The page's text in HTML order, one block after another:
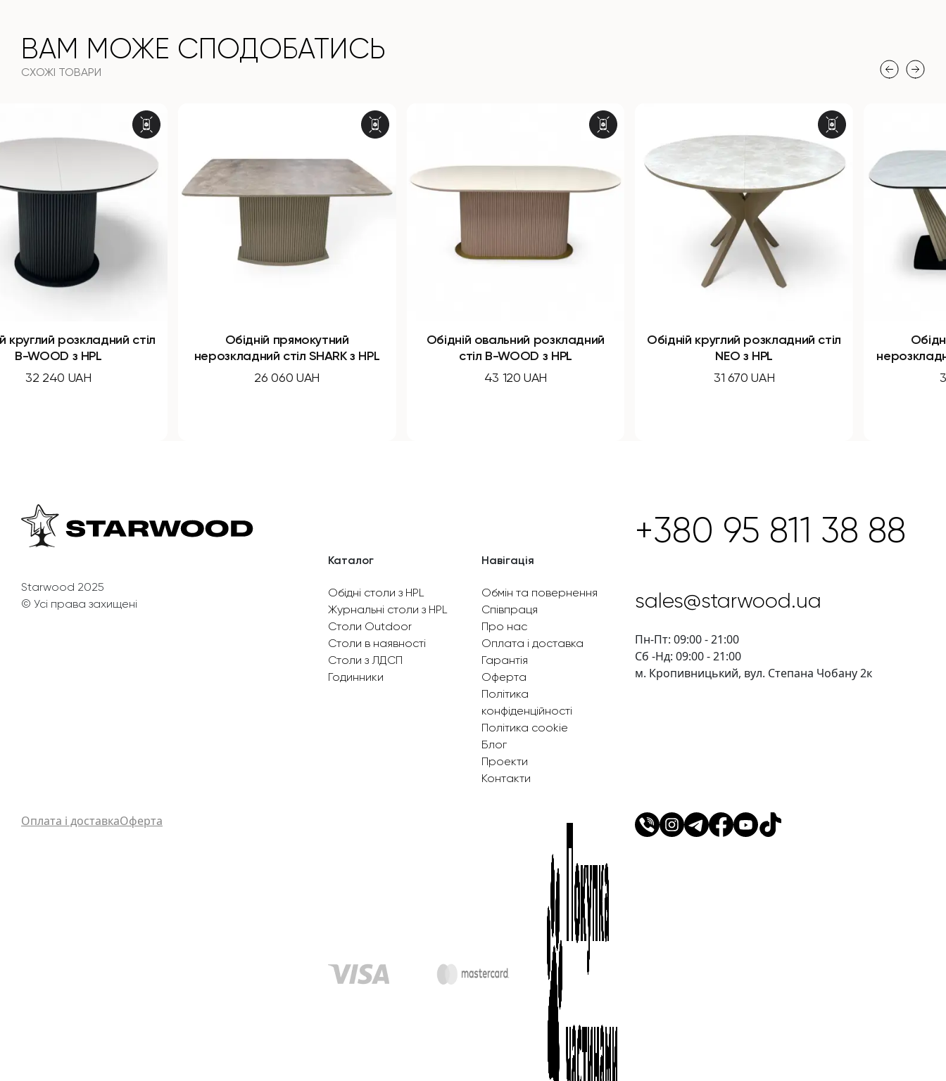
ВАМ МОЖЕ СПОДОБАТИСЬ
СХОЖІ ТОВАРИ
Обідній прямокутний
нерозкладний стіл SHARK з HPL
Обідній овальний розкладний
стіл B-WOOD з HPL
Обідній круглий розкладний стіл
NEO з HPL
Обідній прямокутний
нерозкладний стіл Nirvana з HPL
Starwood 2025
© Усі права захищені
Каталог
Обідні столи з HPL
Журнальні столи з HPL
Столи Outdoor
Столи в наявності
Столи з ЛДСП
Годинники
Навігація
Обмін та повернення
Співпраця
Про нас
Оплата і доставка
Гарантія
Оферта
Політика
конфіденційності
Політика cookie
Блог
Проекти
Контакти
+380 95 811 38 88
sales@starwood.ua
Пн-Пт: 09:00 - 21:00
Сб -Нд: 09:00 - 21:00
м. Кропивницький, вул. Степана Чобану 2к
Оплата і доставкаОферта